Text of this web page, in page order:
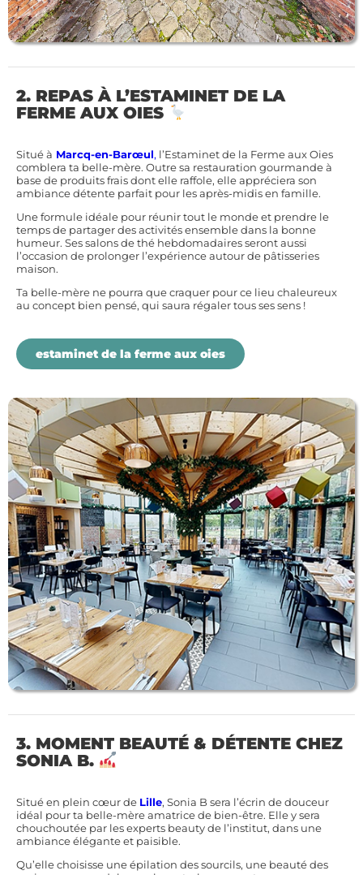
2. REPAS À L’ESTAMINET DE LA
FERME AUX OIES
Situé à Marcq-en-Barœul, l’Estaminet de la Ferme aux Oies
comblera ta belle-mère. Outre sa restauration gourmande à
base de produits frais dont elle raffole, elle appréciera son
ambiance détente parfait pour les après-midis en famille.
Une formule idéale pour réunir tout le monde et prendre le
temps de partager des activités ensemble dans la bonne
humeur. Ses salons de thé hebdomadaires seront aussi
l’occasion de prolonger l’expérience autour de pâtisseries
maison.
Ta belle-mère ne pourra que craquer pour ce lieu chaleureux
au concept bien pensé, qui saura régaler tous ses sens !
estaminet de la ferme aux oies
3. MOMENT BEAUTÉ & DÉTENTE CHEZ
SONIA B.
Situé en plein cœur de Lille, Sonia B sera l’écrin de douceur
idéal pour ta belle-mère amatrice de bien-être. Elle y sera
chouchoutée par les experts beauty de l’institut, dans une
ambiance élégante et paisible.
Qu’elle choisisse une épilation des sourcils, une beauté des